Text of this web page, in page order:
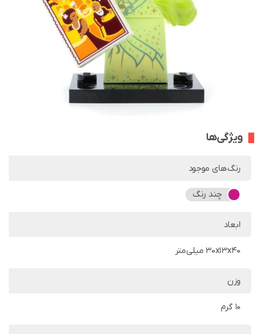
ویژگی‌ها
رنگ‌های موجود
چند رنگ
ابعاد
30x13x40 میلی‌متر
وزن
10 گرم